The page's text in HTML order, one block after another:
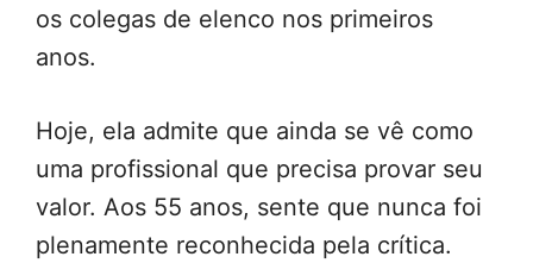
os colegas de elenco nos primeiros
anos.
Hoje, ela admite que ainda se vê como
uma profissional que precisa provar seu
valor. Aos 55 anos, sente que nunca foi
plenamente reconhecida pela crítica.